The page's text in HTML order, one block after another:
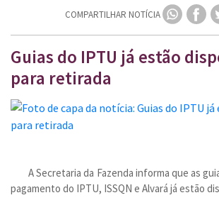
COMPARTILHAR NOTÍCIA
Guias do IPTU já estão
para retirada
A Secretaria da Fazenda informa que as
pagamento do IPTU, ISSQN e Alvará já estão